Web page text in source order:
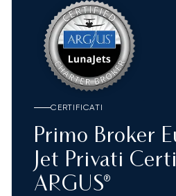
CERTIFICATI
Primo Broker
Jet Privati
ARGUS®